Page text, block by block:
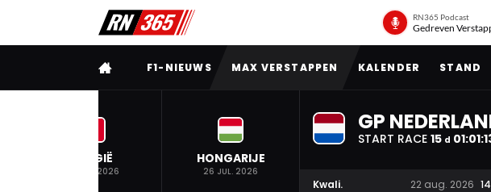
RN365 Podcast
Gedreven
VOLLEDIG MENU
F1-NIEUWS MAX VERSTAPPEN KALENDER STAND
BELGIË
19 JUL. 2026
HONGARIJE
26 JUL. 2026
GP
START RACE 15 d 01:01:
Kwali. 22 aug. 2026